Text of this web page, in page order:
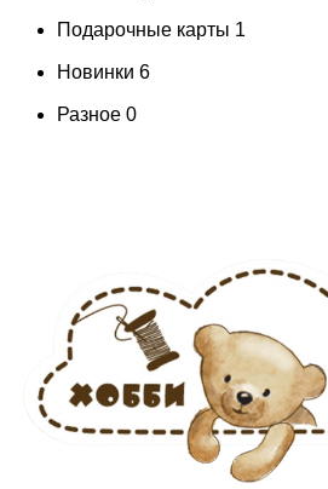
Подарочные карты 1
Новинки 6
Разное 0